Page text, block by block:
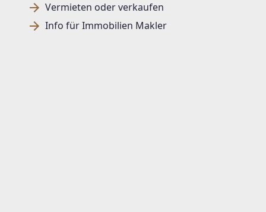
Vermieten oder verkaufen
Info für Immobilien Makler